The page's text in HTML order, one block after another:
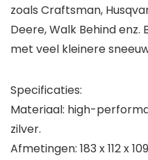
zoals Craftsman,
Deere, Walk Behind
met veel kleinere
Specificaties:
Materiaal: high-
zilver.
Afmetingen: 183 x 112 x